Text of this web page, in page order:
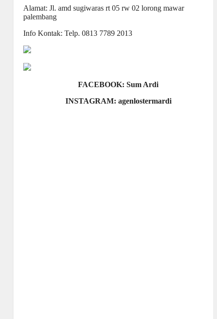
Alamat: Jl. amd sugiwaras rt 05 rw 02 lorong mawar
palembang
Info Kontak: Telp. 0813 7789 2013
FACEBOOK: Sum Ardi
INSTAGRAM: agenlostermardi